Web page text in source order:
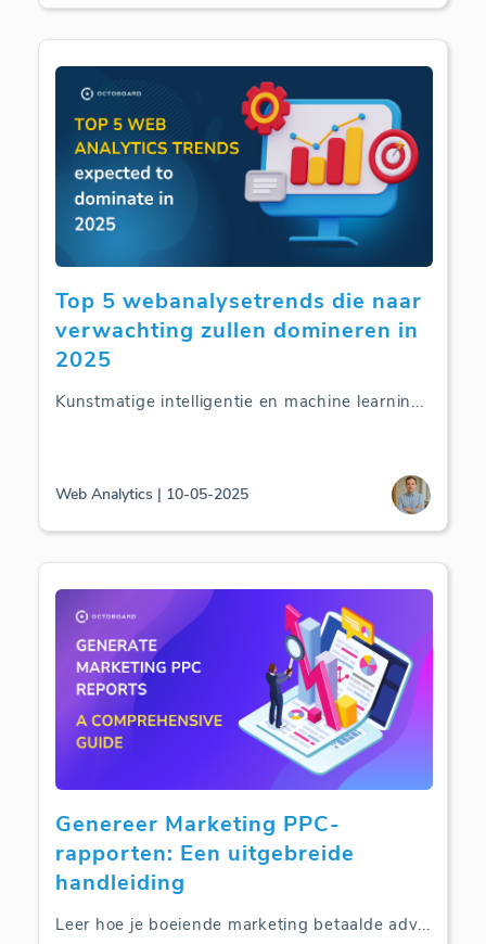
Top 5 webanalysetrends die naar
verwachting zullen domineren in
2025
Kunstmatige intelligentie en machine learnin...
Web Analytics | 10-05-2025
Genereer Marketing PPC-
rapporten: Een uitgebreide
handleiding
Leer hoe je boeiende marketing betaalde adv...